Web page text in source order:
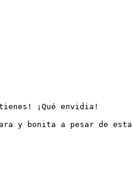
¡Qué envidia!
y bonita a pesar de